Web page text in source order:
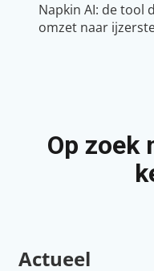
Napkin AI: de tool
omzet naar
Op zoek
Actueel